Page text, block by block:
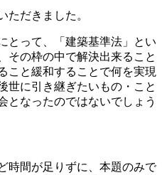
ただきました。
とって、「建築基準法」とい
その枠の中で解決出来ること
こと緩和することで何を実現
世に引き継ぎたいもの・こと
となったのではないでしょう
時間が足りずに、本題のみで